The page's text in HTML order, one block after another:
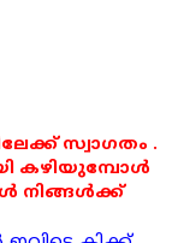
സ്വാഗതം .
കഴിയുമ്പോൾ
നിങ്ങൾക്ക്